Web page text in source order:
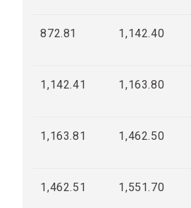
872.81 1,142.40
1,142.41 1,163.80
1,163.81 1,462.50
1,462.51 1,551.70